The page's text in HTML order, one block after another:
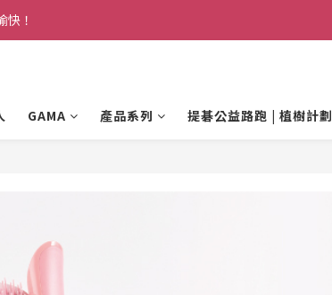
快！
GAMA 產品系列 提碁公益路跑 | 植樹計劃